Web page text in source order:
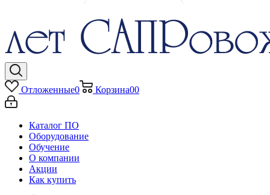
Отложенные0 Корзина00
Каталог ПО
Оборудование
Обучение
О компании
Акции
Как купить